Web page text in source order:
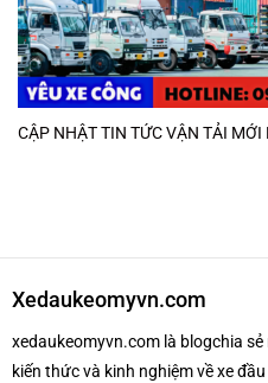
CẬP NHẬT TIN TỨC VẬN TẢI
Xedaukeomyvn.com
xedaukeomyvn.com là blogchia
kiến thức và kinh nghiệm về xe